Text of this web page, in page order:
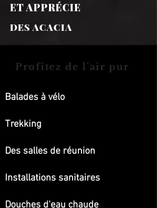
ET APPRÉCIE
DES ACACIA
Profitez de l'air pur
Balades à vélo
Trekking
Des salles de réunion
Installations sanitaires
Douches d'eau chaude